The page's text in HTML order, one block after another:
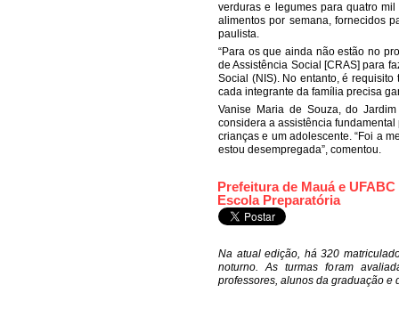
verduras e legumes para quatro
alimentos por semana, fornecidos
paulista.
“Para os que ainda não estão no
de Assistência Social [CRAS] para
Social (NIS). No entanto, é
cada integrante da família precisa
Vanise Maria de Souza, do
considera a assistência
crianças e um adolescente. “Foi a
estou desempregada”, comentou.
Prefeitura de Mauá e
Escola Preparatória
Na atual edição, há 320
noturno. As turmas foram
professores, alunos da graduação e